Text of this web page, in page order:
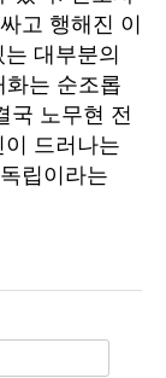
고 행해진 이
대부분의
는 순조롭
국 노무현 전
드러나는
립이라는